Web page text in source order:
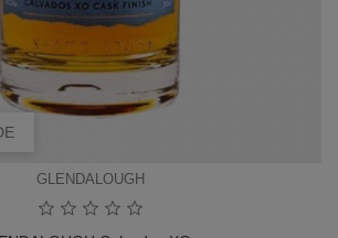
GLENDALOUGH